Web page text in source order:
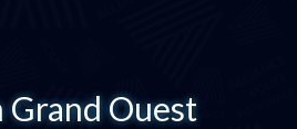
Grand Ouest